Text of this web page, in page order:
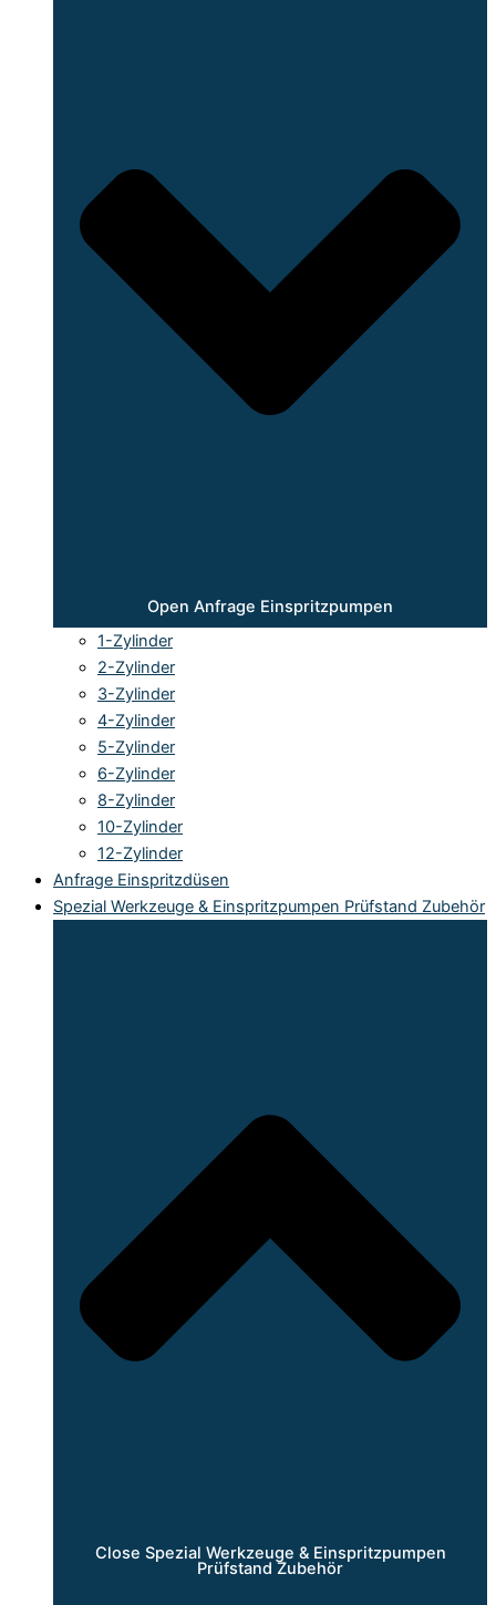
Open Anfrage Einspritzpumpen
1-Zylinder
2-Zylinder
3-Zylinder
4-Zylinder
5-Zylinder
6-Zylinder
8-Zylinder
10-Zylinder
12-Zylinder
Anfrage Einspritzdüsen
Spezial Werkzeuge & Einspritzpumpen Prüfstand Zubehör
Close Spezial Werkzeuge & Einspritzpumpen
Prüfstand Zubehör